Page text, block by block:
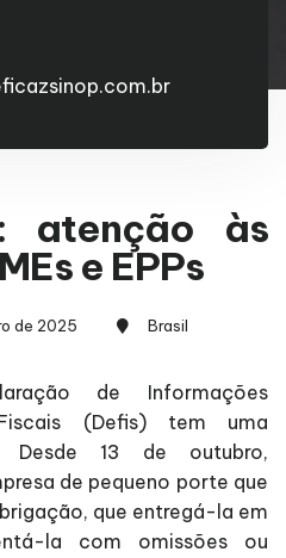
atenção às
e EPPs
de 2025
Brasil
de Informações
(Defis) tem uma
Desde 13 de outubro,
de pequeno porte que
que entregá-la em
la com omissões ou